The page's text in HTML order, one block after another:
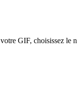
GIF, choisissez le